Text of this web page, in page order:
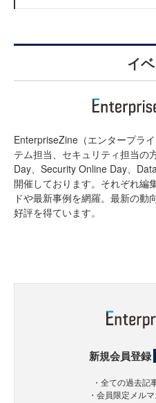
イ
EnterpriseZine（エンタープラ
テム担当、セキュリティ担当の
Day、Security Online Day、
開催しております。それぞれ編
ドや最新事例を網羅。最新の動
好評を得ています。
新規会員登録
・全ての過去記
・会員限定メル